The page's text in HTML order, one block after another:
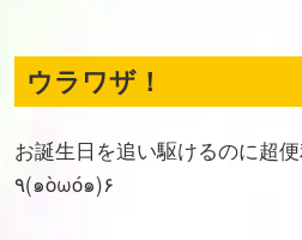
ウラワザ！
お誕生日を追い駆けるのに超
٩(๑òωó๑)۶